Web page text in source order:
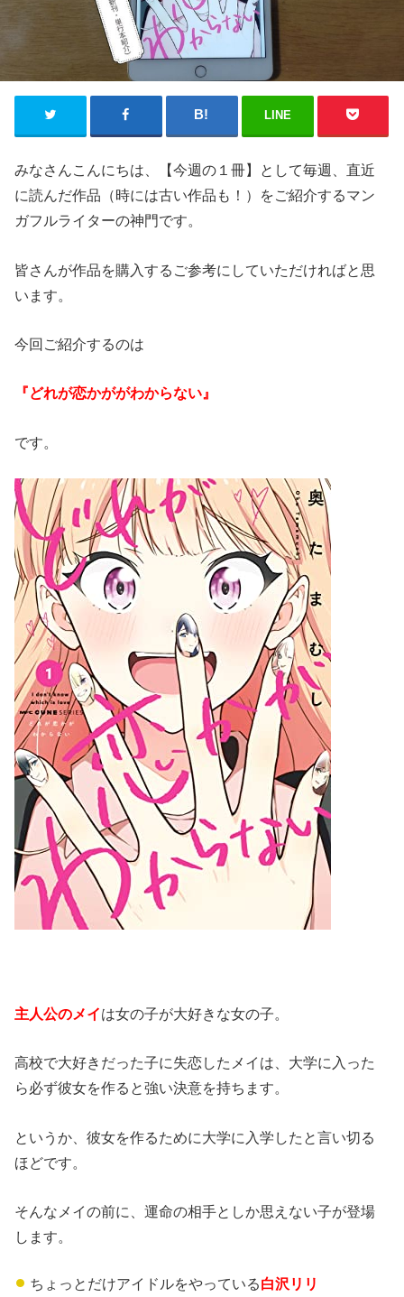
LINE
みなさんこんにちは、【今週の１冊】として毎週、直近
に読んだ作品（時には古い作品も！）をご紹介するマン
ガフルライターの神門です。
皆さんが作品を購入するご参考にしていただければと思
います。
今回ご紹介するのは
『どれが恋かががわからない』
です。
主人公のメイは女の子が大好きな女の子。
高校で大好きだった子に失恋したメイは、大学に入った
ら必ず彼女を作ると強い決意を持ちます。
というか、彼女を作るために大学に入学したと言い切る
ほどです。
そんなメイの前に、運命の相手としか思えない子が登場
します。
ちょっとだけアイドルをやっている白沢リリ